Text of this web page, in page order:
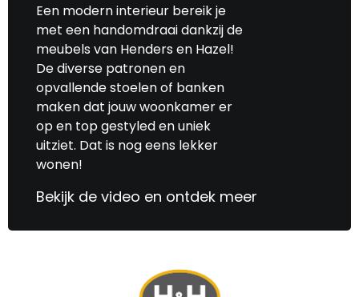
Een modern interieur bereik je
met een handomdraai dankzij de
meubels van Henders en Hazel!
De diverse patronen en
opvallende stoelen of banken
maken dat jouw woonkamer er
op en top gestyled en uniek
uitziet. Dat is nog eens lekker
wonen!
Bekijk de video en ontdek meer